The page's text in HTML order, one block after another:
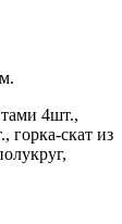
4шт.,
горка-скат из